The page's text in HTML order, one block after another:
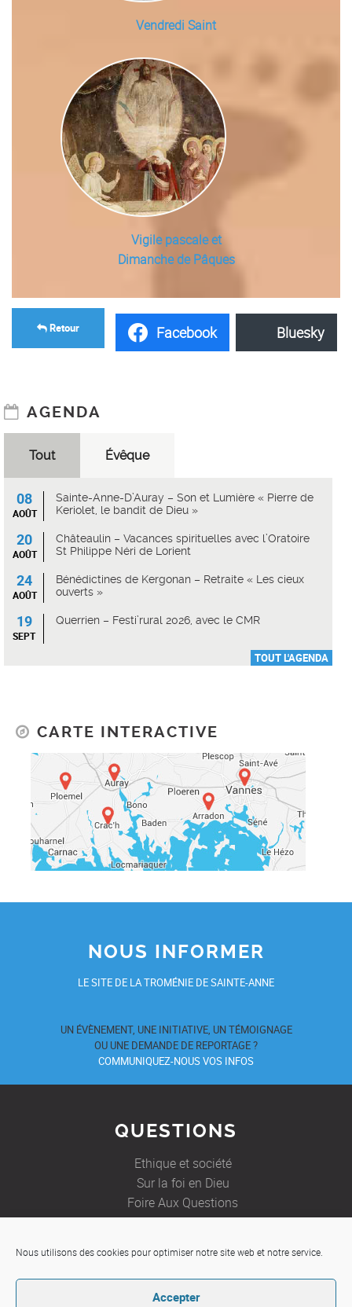
Nous utilisons des cookies pour optimiser notre site web et notre service.
Accepter
Vendredi Saint
Vigile pascale et
Dimanche de Pâques
Facebook Bluesky
Retour
AGENDA
Tout Évêque
08
AOÛT
Sainte-Anne-D’Auray – Son et Lumière « Pierre de
Keriolet, le bandit de Dieu »
20
AOÛT
Châteaulin – Vacances spirituelles avec l’Oratoire
St Philippe Néri de Lorient
24
AOÛT
Bénédictines de Kergonan – Retraite « Les cieux
ouverts »
19
SEPT
Querrien – Festi’rural 2026, avec le CMR
TOUT L'AGENDA
CARTE INTERACTIVE
NOUS INFORMER
LE SITE DE LA TROMÉNIE DE SAINTE-ANNE
UN ÉVÈNEMENT, UNE INITIATIVE, UN TÉMOIGNAGE
OU UNE DEMANDE DE REPORTAGE ?
COMMUNIQUEZ-NOUS VOS INFOS
QUESTIONS
Ethique et société
Sur la foi en Dieu
Foire Aux Questions
JE SOUHAITE